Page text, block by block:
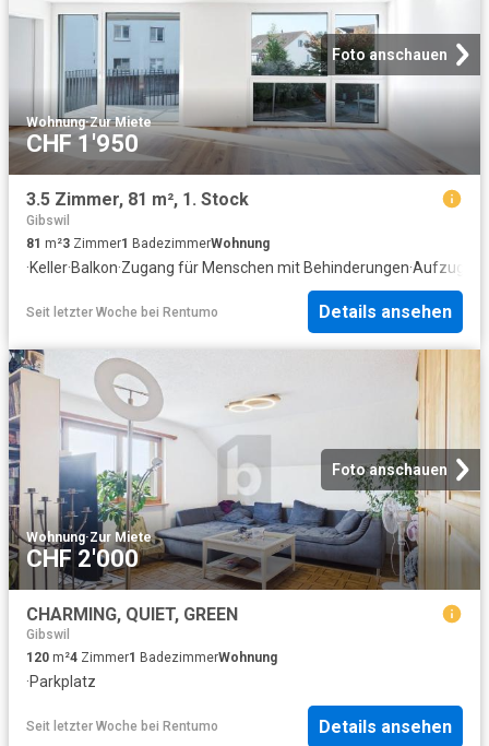
Foto anschauen
Wohnung·Zur Miete
CHF 1'950
3.5 Zimmer, 81 m², 1. Stock
Gibswil
81 m²3 Zimmer1 BadezimmerWohnung
·Keller·Balkon·Zugang für Menschen mit Behinderungen·Aufzug
Seit letzter Woche bei Rentumo Details ansehen
Foto anschauen
Wohnung·Zur Miete
CHF 2'000
CHARMING, QUIET, GREEN
Gibswil
120 m²4 Zimmer1 BadezimmerWohnung
·Parkplatz
Seit letzter Woche bei Rentumo Details ansehen